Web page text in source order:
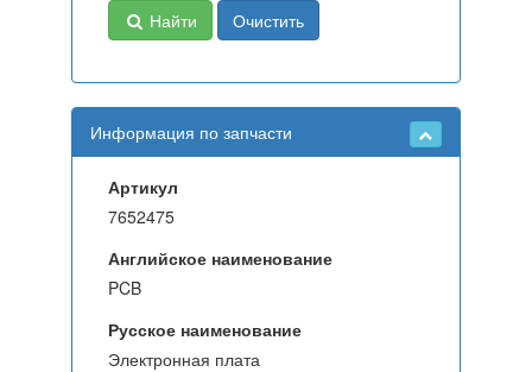
Найти Очистить
Информация по запчасти
Артикул
7652475
Английское наименование
PCB
Русское наименование
Электронная плата